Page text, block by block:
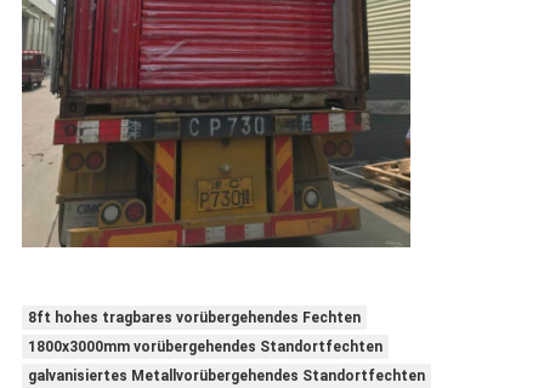
8ft hohes tragbares vorübergehendes Fechten
1800x3000mm vorübergehendes Standortfechten
galvanisiertes Metallvorübergehendes Standortfechten